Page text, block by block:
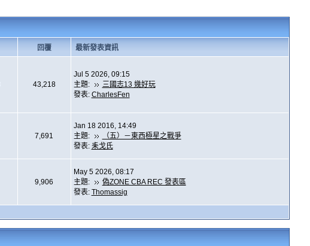
回覆 最新發表資訊
43,218
Jul 5 2026, 09:15
主題:
三國志13 幾好玩
發表: CharlesFen
7,691
Jan 18 2016, 14:49
主題:
（五）－東西極星之戰爭
發表: 耒戈氏
9,906
May 5 2026, 08:17
主題:
偽ZONE CBA REC 發表區
發表: Thomassig